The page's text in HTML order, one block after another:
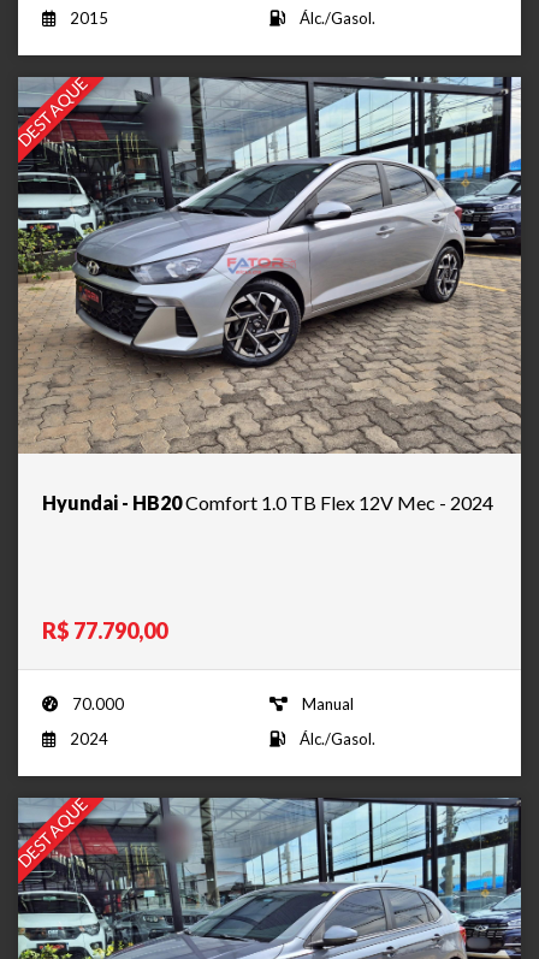
2015
Álc./Gasol.
DESTAQUE
Hyundai - HB20Comfort 1.0 TB Flex 12V Mec - 2024
R$ 77.790,00
70.000
Manual
2024
Álc./Gasol.
DESTAQUE